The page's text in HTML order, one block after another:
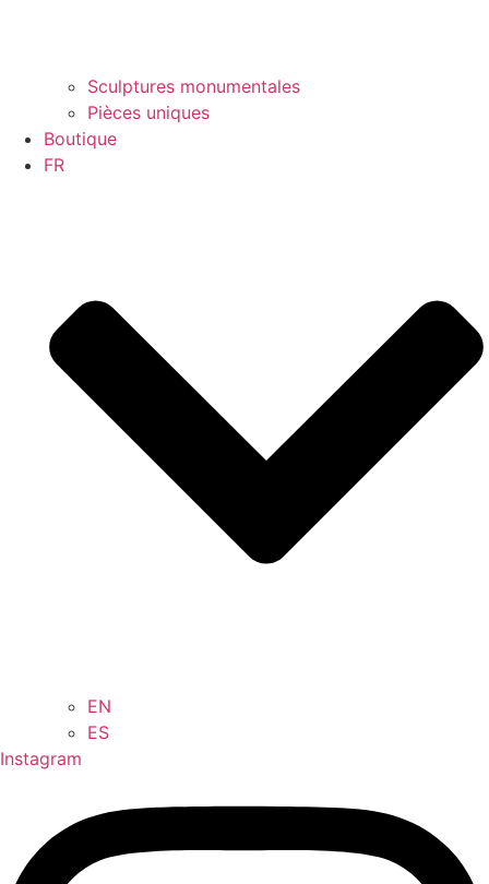
Sculptures monumentales
Pièces uniques
Boutique
FR
EN
ES
Instagram